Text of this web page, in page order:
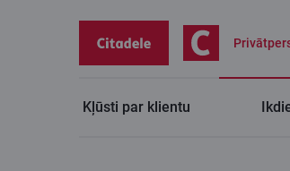
Kļūsti par klientu